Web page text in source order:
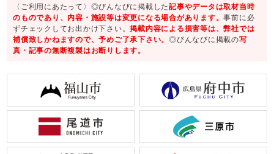
〈ご利用にあたって〉◎びんなびに掲載した記事やデータは取材当時
のものであり、内容・施設等は変更になる場合があります。事前に必
ずチェックしてお出かけ下さい。掲載内容による損害等は、弊社では
補償致しかねますので、予めご了承下さい。◎びんなびに掲載の写
真・記事の無断複製はお断りします。